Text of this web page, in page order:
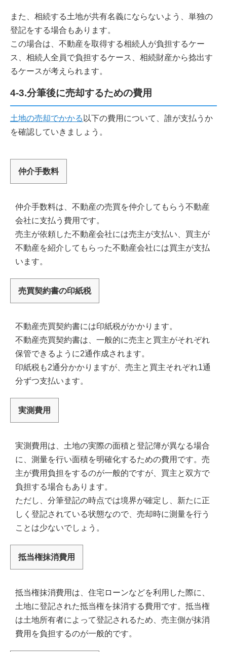
また、相続する土地が共有名義にならないよう、単独の
登記をする場合もあります。
この場合は、不動産を取得する相続人が負担するケー
ス、相続人全員で負担するケース、相続財産から捻出す
るケースが考えられます。
4-3.分筆後に売却するための費用
土地の売却でかかる 以下の費用について、誰が支払うか
を確認していきましょう。
仲介手数料
仲介手数料は、不動産の売買を仲介してもらう不動産
会社に支払う費用です。
売主が依頼した不動産会社には売主が支払い、買主が
不動産を紹介してもらった不動産会社には買主が支払
います。
売買契約書の印紙税
不動産売買契約書には印紙税がかかります。
不動産売買契約書は、一般的に売主と買主がそれぞれ
保管できるように2通作成されます。
印紙税も2通分かかりますが、売主と買主それぞれ1通
分ずつ支払います。
実測費用
実測費用は、土地の実際の面積と登記簿が異なる場合
に、測量を行い面積を明確化するための費用です。売
主が費用負担をするのが一般的ですが、買主と双方で
負担する場合もあります。
ただし、分筆登記の時点では境界が確定し、新たに正
しく登記されている状態なので、売却時に測量を行う
ことは少ないでしょう。
抵当権抹消費用
抵当権抹消費用は、住宅ローンなどを利用した際に、
土地に登記された抵当権を抹消する費用です。抵当権
は土地所有者によって登記されるため、売主側が抹消
費用を負担するのが一般的です。